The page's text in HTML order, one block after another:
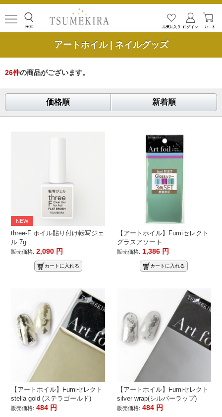
アートホイル | ネイルグッズ
26件の商品がございます。
価格順 新着順
NEW
three-F ホイル貼り付け転写ジェ
ル 7g
販売価格: 2,090 円
カートに入れる
【アートホイル】Fumiセレクト
グラスアソート
販売価格: 1,386 円
カートに入れる
【アートホイル】Fumiセレクト
stella gold (ステラゴールド)
販売価格: 484 円
【アートホイル】Fumiセレクト
silver wrap(シルバーラップ)
販売価格: 484 円